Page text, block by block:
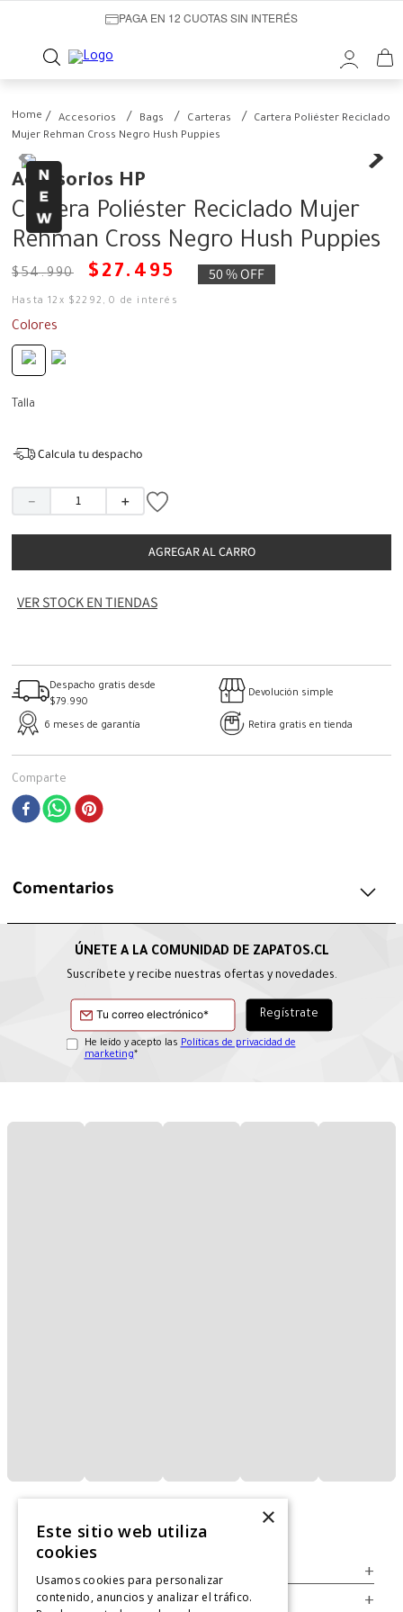
PAGA EN 12 CUOTAS SIN INTERÉS
Accesorios Bags Carteras
Cartera Poliéster Reciclado
Mujer Rehman Cross Negro Hush Puppies
Accesorios HP
Cartera Poliéster Reciclado Mujer
Rehman Cross Negro Hush Puppies
$54.990 $ 27. 495 50 %OFF
Hasta12 x $2292 ,0 de interés
Colores
Talla
Calcula tu despacho
＋
－
AGREGAR AL CARRO
VER STOCK EN TIENDAS
Despacho gratis desde
$79.990
Devolución simple
6 meses de garantía Retira gratis en tienda
Comparte
Comentarios
Suscríbete y recibe nuestras ofertas y novedades.
He leído y acepto las Políticas de privacidad de
marketing*
+
Legal +
×
Este sitio web utiliza
cookies
Usamos cookies para personalizar
contenido, anuncios y analizar el tráfico.